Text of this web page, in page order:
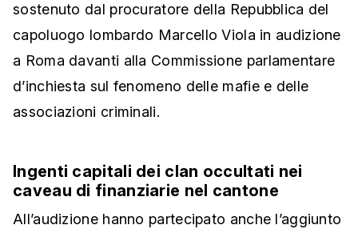
sostenuto dal procuratore della Repubblica del
capoluogo lombardo Marcello Viola in audizione
a Roma davanti alla Commissione parlamentare
d’inchiesta sul fenomeno delle mafie e delle
associazioni criminali.
Ingenti capitali dei clan occultati nei
caveau di finanziarie nel cantone
All’audizione hanno partecipato anche l’aggiunto